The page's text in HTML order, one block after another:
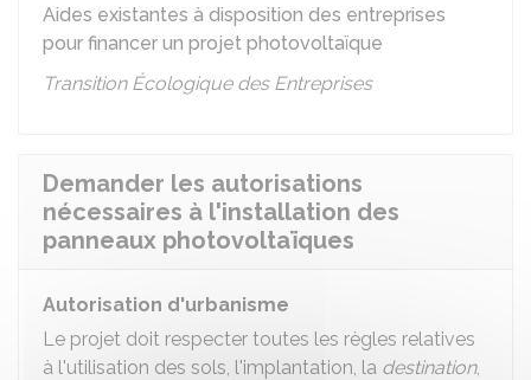
Aides existantes à disposition des entreprises
pour financer un projet photovoltaïque
Transition Écologique des Entreprises
Demander les autorisations
nécessaires à l'installation des
panneaux photovoltaïques
Autorisation d'urbanisme
Le projet doit respecter toutes les règles relatives
à l'utilisation des sols, l'implantation, la destination,